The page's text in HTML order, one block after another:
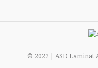
© 2022 | ASD Laminat